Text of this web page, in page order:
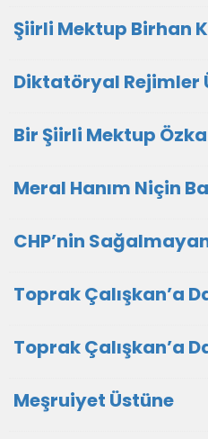
Şiirli Mektup Birhan
Diktatöryal Rejimler
Bir Şiirli Mektup
Meral Hanım Niçin
CHP’nin Sağalmayan
Toprak Çalışkan’a
Toprak Çalışkan’a
Meşruiyet Üstüne